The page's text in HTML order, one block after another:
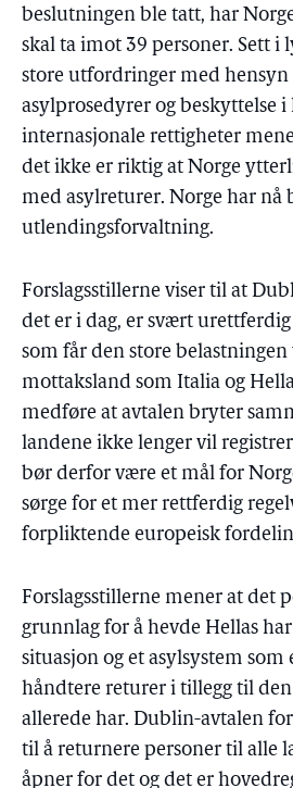
beslutningen ble tatt, har
skal ta imot 39 personer. Sett i
store utfordringer med
asylprosedyrer og beskyttelse
internasjonale rettigheter
det ikke er riktig at Norge
med asylreturer. Norge har nå
utlendingsforvaltning.
Forslagsstillerne viser til at
det er i dag, er svært
som får den store belastningen
mottaksland som Italia og
medføre at avtalen bryter
landene ikke lenger vil
bør derfor være et mål for
sørge for et mer rettferdig
forpliktende europeisk
Forslagsstillerne mener at det
grunnlag for å hevde Hellas
situasjon og et asylsystem
håndtere returer i tillegg til
allerede har. Dublin-avtalen
til å returnere personer til alle
åpner for det og det er